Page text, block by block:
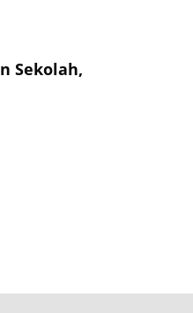
Sekolah,